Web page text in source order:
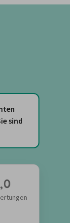
sind